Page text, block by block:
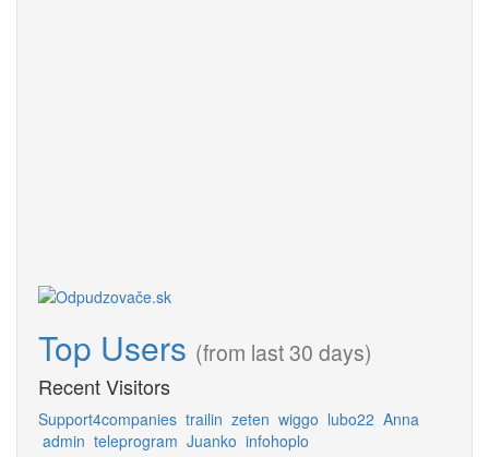
Top Users (from last 30 days)
Recent Visitors
Support4companies trailin zeten wiggo lubo22 Anna
admin teleprogram Juanko infohoplo